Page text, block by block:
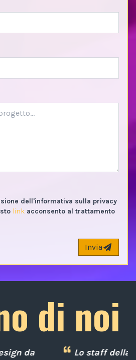
dell'informativa sulla privacy
link acconsento al trattamento
Invia
di noi
Design ci ha mostrato la